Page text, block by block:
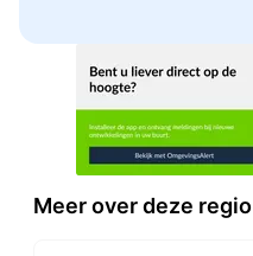
Meer over deze regio